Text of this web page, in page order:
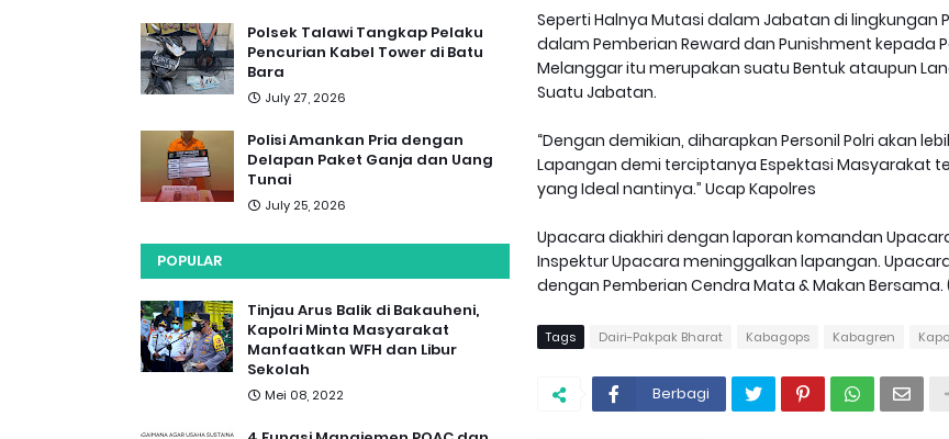
Seperti Halnya Mutasi dalam Jabatan di lingkungan
dalam Pemberian Reward dan Punishment kepada
Melanggar itu merupakan suatu Bentuk ataupun
Suatu Jabatan.
“Dengan demikian, diharapkan Personil Polri akan
Lapangan demi terciptanya Espektasi Masyarakat
yang Ideal nantinya.” Ucap Kapolres
Upacara diakhiri dengan laporan komandan
Inspektur Upacara meninggalkan lapangan.
dengan Pemberian Cendra Mata & Makan Bersama.
Tags Dairi-Pakpak Bharat Kabagops Kabagren
Berbagi
Polsek Talawi Tangkap Pelaku
Pencurian Kabel Tower di Batu
Bara
July 27, 2026
Polisi Amankan Pria dengan
Delapan Paket Ganja dan Uang
Tunai
July 25, 2026
POPULAR
Tinjau Arus Balik di Bakauheni,
Kapolri Minta Masyarakat
Manfaatkan WFH dan Libur
Sekolah
Mei 08, 2022